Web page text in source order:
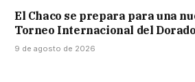
El Chaco se prepara para una
Torneo Internacional del Dorado
9 de agosto de 2026